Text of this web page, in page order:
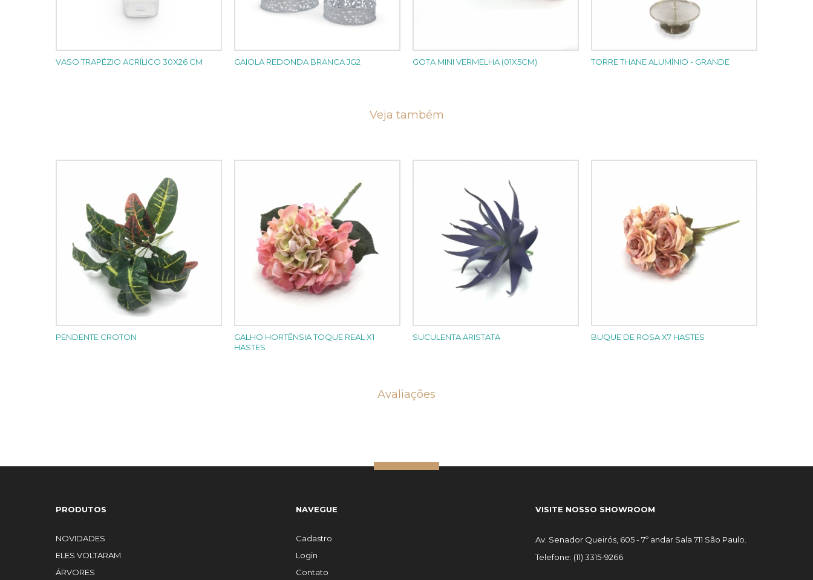
VASO TRAPÉZIO ACRÍLICO 30X26 CM GAIOLA REDONDA BRANCA JG2 GOTA MINI VERMELHA (01X5CM) TORRE THANE ALUMÍNIO - GRANDE
Veja também
PENDENTE CROTON
GALHO HORTÊNSIA TOQUE REAL X1
HASTES
SUCULENTA ARISTATA BUQUE DE ROSA X7 HASTES
Avaliações
PRODUTOS
NOVIDADES
ELES VOLTARAM
ÁRVORES
NAVEGUE
Cadastro
Login
Contato
VISITE NOSSO SHOWROOM
Av. Senador Queirós, 605 - 7º andar Sala 711 São Paulo.
Telefone: (11) 3315-9266